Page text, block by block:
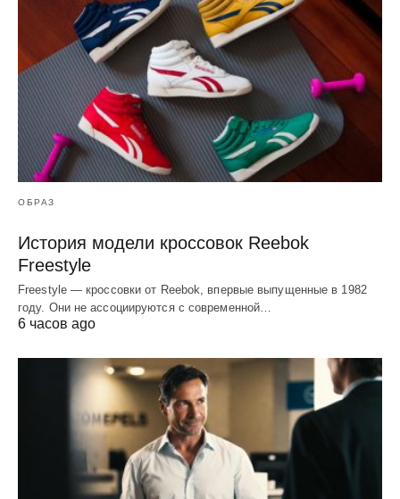
ОБРАЗ
История модели кроссовок Reebok
Freestyle
Freestyle — кроссовки от Reebok, впервые выпущенные в 1982
году. Они не ассоциируются с современной…
6 часов ago